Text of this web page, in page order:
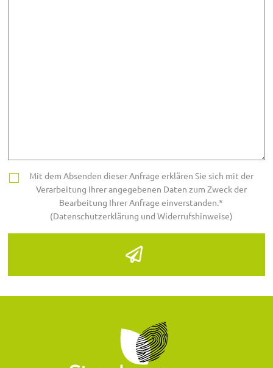
Mit dem Absenden dieser Anfrage erklären Sie sich mit der
Verarbeitung Ihrer angegebenen Daten zum Zweck der
Bearbeitung Ihrer Anfrage einverstanden.*
(Datenschutzerklärung und Widerrufshinweise)